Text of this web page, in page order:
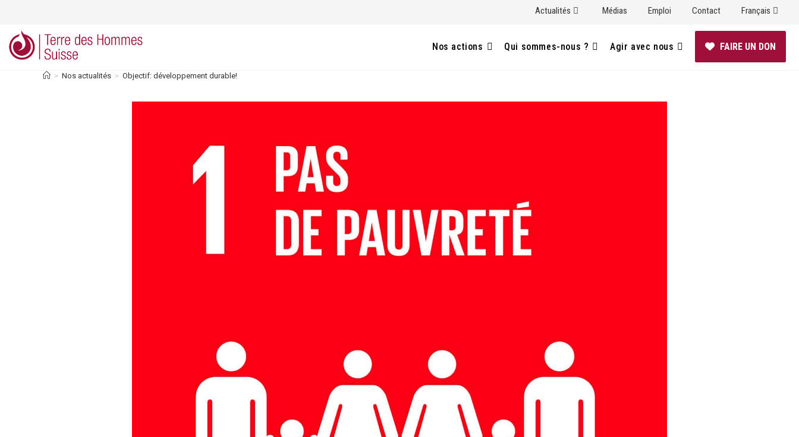
content
Actualités Médias Emploi Contact Français
Nos actions Qui sommes-nous ? Agir avec nous FAIRE UN DON
> Nos actualités > Objectif: développement durable!